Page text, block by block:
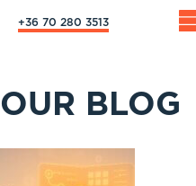
+36 70 280 3513
OUR BLOG